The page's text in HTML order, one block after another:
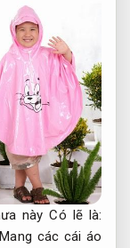
này Có lẽ là:
Mang các cái áo